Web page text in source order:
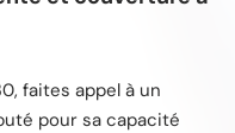
faites appel à un
pour sa capacité